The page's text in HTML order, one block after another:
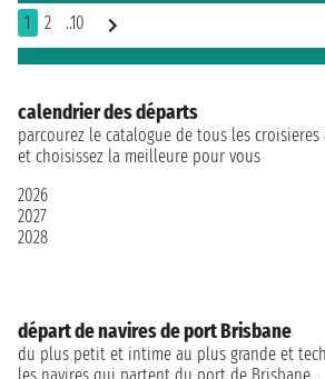
1 2 ..10
calendrier des départs
parcourez le catalogue de tous les
et choisissez la meilleure pour vous
2026
2027
2028
départ de navires de port Brisbane
du plus petit et intime au plus grande et